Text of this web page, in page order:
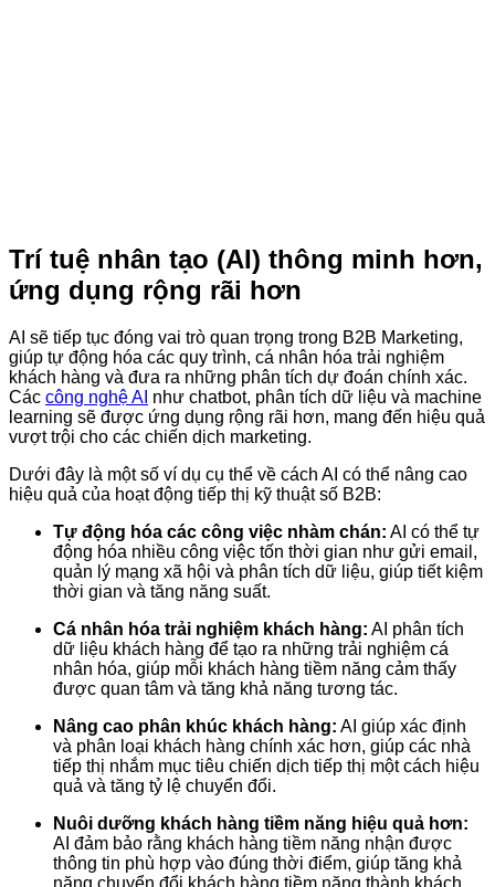
Trí tuệ nhân tạo (AI) thông minh hơn,
ứng dụng rộng rãi hơn
AI sẽ tiếp tục đóng vai trò quan trọng trong B2B Marketing,
giúp tự động hóa các quy trình, cá nhân hóa trải nghiệm
khách hàng và đưa ra những phân tích dự đoán chính xác.
Các công nghệ AI như chatbot, phân tích dữ liệu và machine
learning sẽ được ứng dụng rộng rãi hơn, mang đến hiệu quả
vượt trội cho các chiến dịch marketing.
Dưới đây là một số ví dụ cụ thể về cách AI có thể nâng cao
hiệu quả của hoạt động tiếp thị kỹ thuật số B2B:
Tự động hóa các công việc nhàm chán: AI có thể tự
động hóa nhiều công việc tốn thời gian như gửi email,
quản lý mạng xã hội và phân tích dữ liệu, giúp tiết kiệm
thời gian và tăng năng suất.
Cá nhân hóa trải nghiệm khách hàng: AI phân tích
dữ liệu khách hàng để tạo ra những trải nghiệm cá
nhân hóa, giúp mỗi khách hàng tiềm năng cảm thấy
được quan tâm và tăng khả năng tương tác.
Nâng cao phân khúc khách hàng: AI giúp xác định
và phân loại khách hàng chính xác hơn, giúp các nhà
tiếp thị nhắm mục tiêu chiến dịch tiếp thị một cách hiệu
quả và tăng tỷ lệ chuyển đổi.
Nuôi dưỡng khách hàng tiềm năng hiệu quả hơn:
AI đảm bảo rằng khách hàng tiềm năng nhận được
thông tin phù hợp vào đúng thời điểm, giúp tăng khả
năng chuyển đổi khách hàng tiềm năng thành khách